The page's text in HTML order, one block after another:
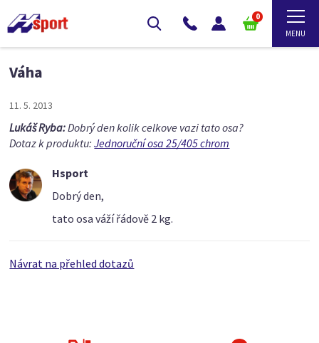
0
Váha
11. 5. 2013
Lukáš Ryba:Dobrý den kolik celkove vazi tato osa?
Dotaz k produktu:Jednoruční osa 25/405 chrom
Hsport
Dobrý den,
tato osa váží řádově 2 kg.
Návrat na přehled dotazů